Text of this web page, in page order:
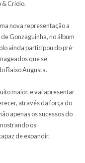
a poeta Maria Vilani,
desdobram em múltiplas
que colocaram
neste século. A
mês.
o álbum Sobre Viver
Multishow e duas
de Rock ou de
Canção em Língua